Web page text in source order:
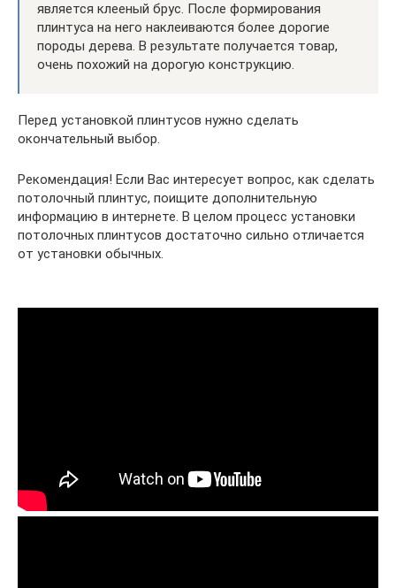
является клееный брус. После формирования
плинтуса на него наклеиваются более дорогие
породы дерева. В результате получается товар,
очень похожий на дорогую конструкцию.
Перед установкой плинтусов нужно сделать
окончательный выбор.
Рекомендация! Если Вас интересует вопрос, как сделать
потолочный плинтус, поищите дополнительную
информацию в интернете. В целом процесс установки
потолочных плинтусов достаточно сильно отличается
от установки обычных.